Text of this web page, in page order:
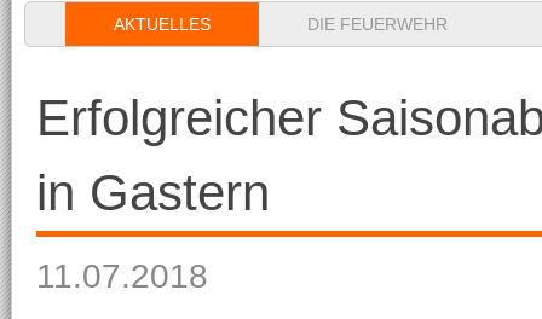
Navigation
AKTUELLES DIE FEUERWEHR
Erfolgreicher
in Gastern
11.07.2018